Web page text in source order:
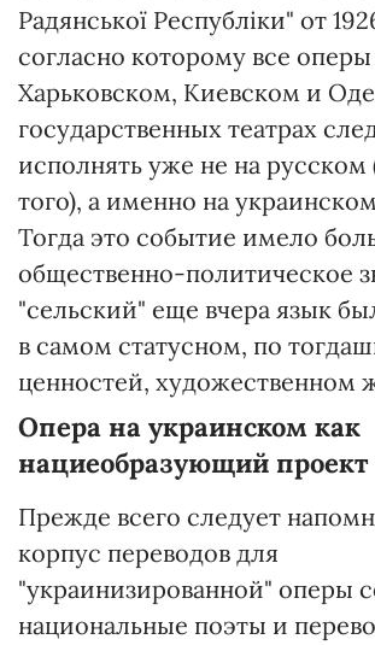
Радянської Республіки" от
согласно которому все оперы
Харьковском, Киевском и
государственных театрах
исполнять уже не на русском
того), а именно на
Тогда это событие имело
общественно-политическое
"сельский" еще вчера язык
в самом статусном, по
ценностей, художественном
Опера на украинском как
нациеобразующий проект
Прежде всего следует
корпус переводов для
"украинизированной" оперы
национальные поэты и